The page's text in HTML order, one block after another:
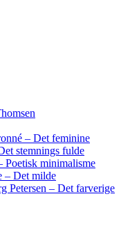
– Det feminine
stemnings fulde
Poetisk minimalisme
– Det milde
Petersen – Det farverige